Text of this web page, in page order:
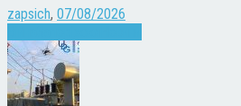
zapsich, 07/08/2026